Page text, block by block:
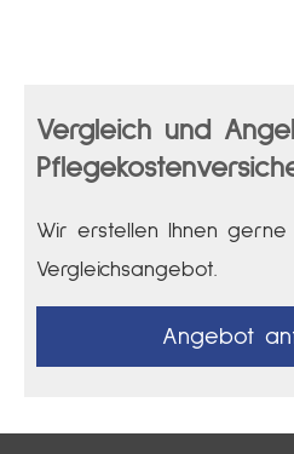
Vergleich und
Wir erstellen Ihnen gerne
Vergleichsangebot.
An­ge­bot